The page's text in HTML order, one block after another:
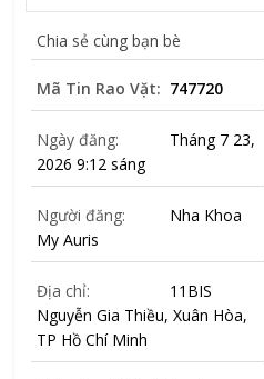
Chia sẻ cùng bạn bè
Mã Tin Rao Vặt: 747720
Ngày đăng:
Tháng 7 23,
2026 9:12 sáng
Người đăng:
Nha Khoa
My Auris
Địa chỉ:
11BIS
Nguyễn Gia Thiều, Xuân Hòa,
TP Hồ Chí Minh